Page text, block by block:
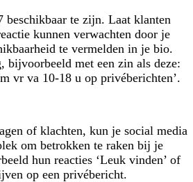
beschikbaar te zijn. Laat klanten
kunnen verwachten door je
te vermelden in je bio.
bijvoorbeeld met een zin als deze:
vr va 10-18 u op privéberichten’.
of klachten, kun je social media
om betrokken te raken bij je
hun reacties ‘Leuk vinden’ of
op een privébericht.